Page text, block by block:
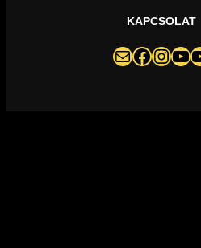
KAPCSOLAT
darazsak@darazsak.hu @kobanyaidarazsak @darazsak Kőbányai Darazsak csatorna Darazsak Online Basketball csatorna